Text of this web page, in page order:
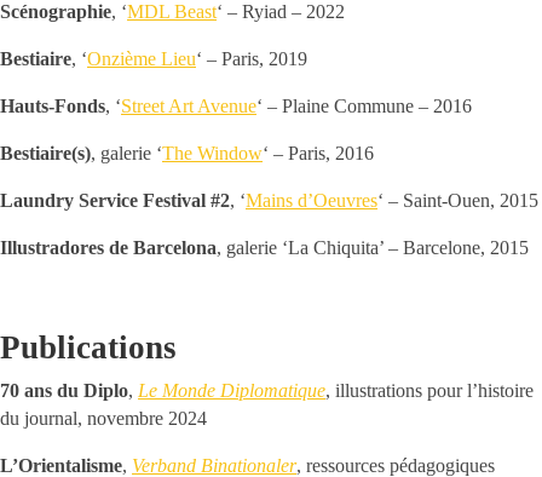
Scénographie, ‘MDL Beast‘ – Ryiad – 2022
Bestiaire, ‘Onzième Lieu‘ – Paris, 2019
Hauts-Fonds, ‘Street Art Avenue‘ – Plaine Commune – 2016
Bestiaire(s), galerie ‘The Window‘ – Paris, 2016
Laundry Service Festival #2, ‘Mains d’Oeuvres‘ – Saint-Ouen, 2015
Illustradores de Barcelona, galerie ‘La Chiquita’ – Barcelone, 2015
Publications
70 ans du Diplo, Le Monde Diplomatique, illustrations pour l’histoire
du journal, novembre 2024
L’Orientalisme, Verband Binationaler, ressources pédagogiques